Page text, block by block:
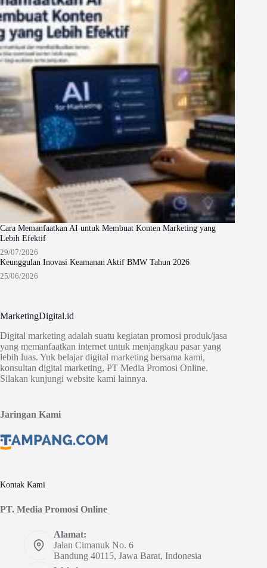
Cara Memanfaatkan AI untuk Membuat Konten Marketing yang
Lebih Efektif
29/07/2026
Keunggulan Inovasi Keamanan Aktif BMW Tahun 2026
25/06/2026
MarketingDigital.id
Digital marketing adalah suatu kegiatan promosi produk/jasa
yang memanfaatkan internet untuk menjangkau pasar yang
lebih luas. Yuk belajar digital marketing bersama kami,
konsultan digital marketing, PT Media Promosi Online.
Silakan kunjungi website kami lainnya.
Jaringan Kami
Kontak Kami
PT. Media Promosi Online
Alamat:
Jalan Cimanuk No. 6
Bandung 40115, Jawa Barat, Indonesia